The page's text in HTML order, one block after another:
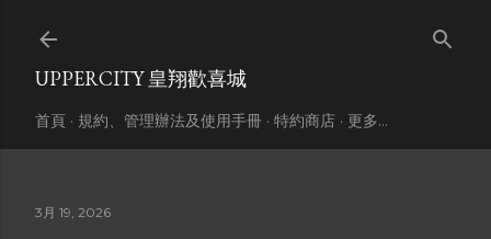
UPPERCITY 皇翔歡喜城
首頁 規約、管理辦法及使用手冊 特約商店 更多…
3月 19, 2026